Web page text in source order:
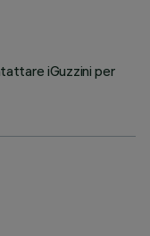
iGuzzini per